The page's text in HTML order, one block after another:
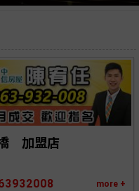
　加盟店
more +